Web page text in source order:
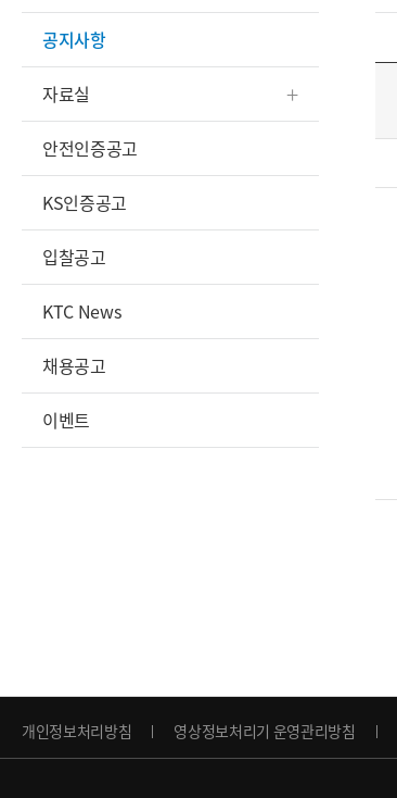
공지사항
자료실
안전인증공고
KS인증공고
입찰공고
KTC News
채용공고
이벤트
개인정보처리방침 영상정보처리기 운영관리방침